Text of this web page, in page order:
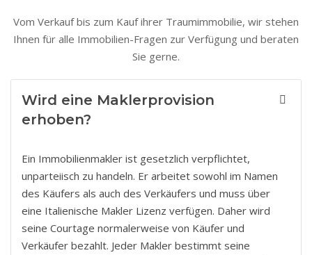
Vom Verkauf bis zum Kauf ihrer Traumimmobilie, wir stehen
Ihnen für alle Immobilien-Fragen zur Verfügung und beraten
Sie gerne.
Wird eine Maklerprovision
erhoben?
Ein Immobilienmakler ist gesetzlich verpflichtet,
unparteiisch zu handeln. Er arbeitet sowohl im Namen
des Käufers als auch des Verkäufers und muss über
eine Italienische Makler Lizenz verfügen. Daher wird
seine Courtage normalerweise von Käufer und
Verkäufer bezahlt. Jeder Makler bestimmt seine